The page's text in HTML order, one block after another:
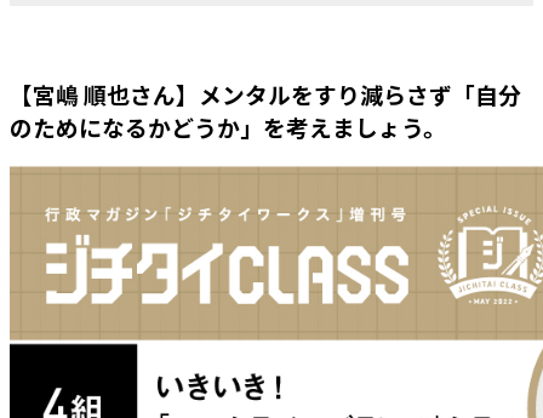
【宮嶋 順也さん】メンタルをすり減らさず「自分
のためになるかどうか」を考えましょう。